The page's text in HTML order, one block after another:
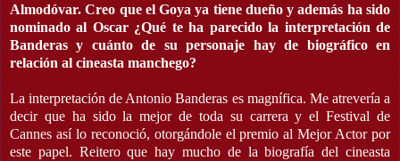
Almodóvar. Creo que el Goya ya tiene dueño y además ha sido
nominado al Oscar ¿Qué te ha parecido la interpretación de
Banderas y cuánto de su personaje hay de biográfico en
relación al cineasta manchego?
La interpretación de Antonio Banderas es magnífica. Me atrevería a
decir que ha sido la mejor de toda su carrera y el Festival de
Cannes así lo reconoció, otorgándole el premio al Mejor Actor por
este papel. Reitero que hay mucho de la biografía del cineasta